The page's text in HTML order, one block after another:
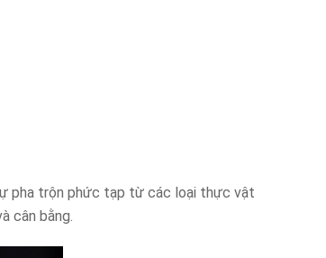
pha trộn phức tạp từ các loại thực vật
cân bằng.